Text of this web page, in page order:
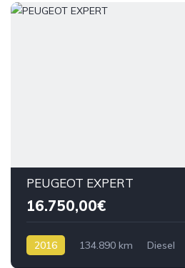
PEUGEOT EXPERT
16.750,00€
2016 134.890 km Diesel